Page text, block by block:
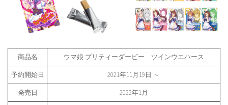
商品名 ウマ娘 プリティーダービー ツインウエハース
予約開始日 2021年11月19日 ～
発売日 2022年1月